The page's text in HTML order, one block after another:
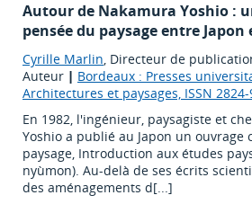
Autour de Nakamura Yoshio :
pensée du paysage entre Japon
Cyrille Marlin, Directeur de
Auteur | Bordeaux : Presses
Architectures et paysages, ISSN 2824-
En 1982, l'ingénieur, paysagiste et
Yoshio a publié au Japon un ouvrage
paysage, Introduction aux études
nyùmon). Au-delà de ses écrits
des aménagements d[...]